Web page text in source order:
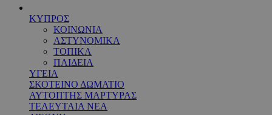
ΚΥΠΡΟΣ
ΚΟΙΝΩΝΙΑ
ΑΣΤΥΝΟΜΙΚΑ
ΤΟΠΙΚΑ
ΠΑΙΔΕΙΑ
ΥΓΕΙΑ
ΣΚΟΤΕΙΝΟ ΔΩΜΑΤΙΟ
ΑΥΤΟΠΤΗΣ ΜΑΡΤΥΡΑΣ
ΤΕΛΕΥΤΑΙΑ ΝΕΑ